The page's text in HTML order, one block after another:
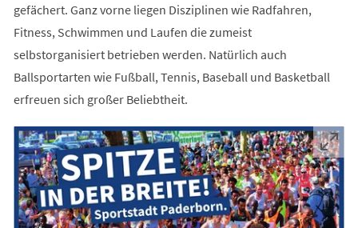
gefächert. Ganz vorne liegen Disziplinen wie Radfahren,
Fitness, Schwimmen und Laufen die zumeist
selbstorganisiert betrieben werden. Natürlich auch
Ballsportarten wie Fußball, Tennis, Baseball und Basketball
erfreuen sich großer Beliebtheit.